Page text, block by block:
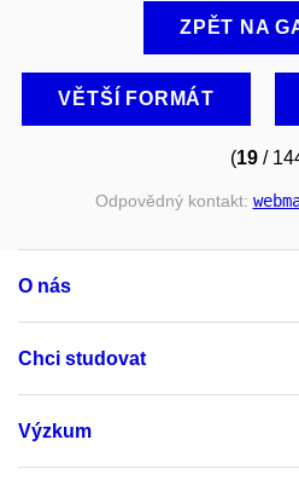
ZPĚT NA
VĚTŠÍ FORMÁT
(19/
Odpovědný kontakt:
O nás
Chci studovat
Výzkum